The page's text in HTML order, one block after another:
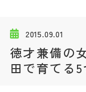
学校動画
2015.09.01
徳才兼備の
田で育てる5